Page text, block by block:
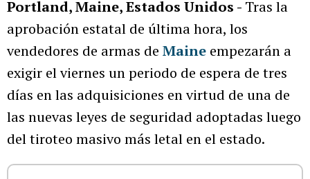
Portland, Maine, Estados Unidos - Tras la
aprobación estatal de última hora, los
vendedores de armas de Maine empezarán a
exigir el viernes un periodo de espera de tres
días en las adquisiciones en virtud de una de
las nuevas leyes de seguridad adoptadas luego
del tiroteo masivo más letal en el estado.